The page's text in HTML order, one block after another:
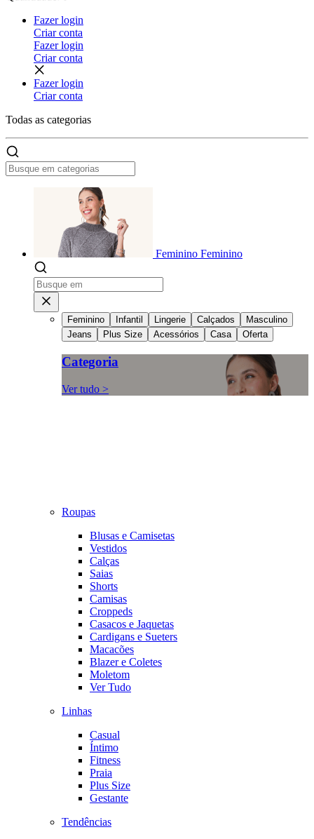
Fazer login
Criar conta
Fazer login
Criar conta
Fazer login
Criar conta
Todas as categorias
Feminino Feminino
Feminino Infantil Lingerie Calçados
Masculino
Jeans
Plus Size Acessórios Casa Oferta
Categoria
Ver tudo >
Roupas
Blusas e Camisetas
Vestidos
Calças
Saias
Shorts
Camisas
Croppeds
Casacos e Jaquetas
Cardigans e Sueters
Macacões
Blazer e Coletes
Moletom
Ver Tudo
Linhas
Casual
Íntimo
Fitness
Praia
Plus Size
Gestante
Tendências